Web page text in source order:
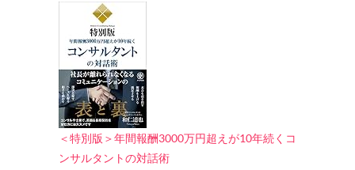
＜特別版＞年間報酬3000万円超えが10年続くコ
ンサルタントの対話術